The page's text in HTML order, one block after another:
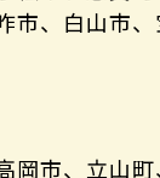
市、白山市
岡市、立山